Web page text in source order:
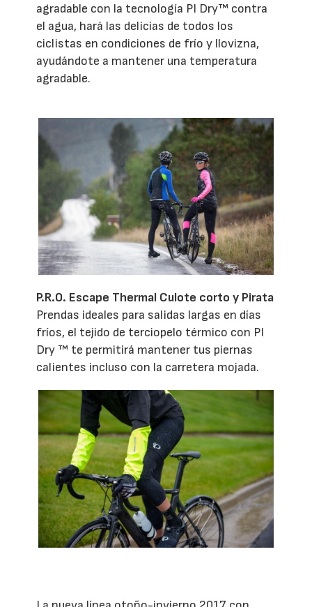
agradable con la tecnología PI Dry™ contra
el agua, hará las delicias de todos los
ciclistas en condiciones de frío y llovizna,
ayudándote a mantener una temperatura
agradable.
P.R.O. Escape Thermal Culote corto y Pirata
Prendas ideales para salidas largas en días
fríos, el tejido de terciopelo térmico con PI
Dry ™ te permitirá mantener tus piernas
calientes incluso con la carretera mojada.